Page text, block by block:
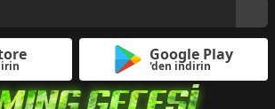
Google Play
'den indirin